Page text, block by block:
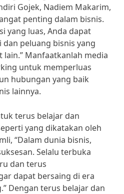
Gojek, Nadiem Makarim,
penting dalam bisnis.
yang luas, Anda dapat
peluang bisnis yang
Manfaatkanlah media
untuk memperluas
hubungan yang baik
lainnya.
terus belajar dan
yang dikatakan oleh
“Dalam dunia bisnis,
Selalu terbuka
dan terus
dapat bersaing di era
Dengan terus belajar dan